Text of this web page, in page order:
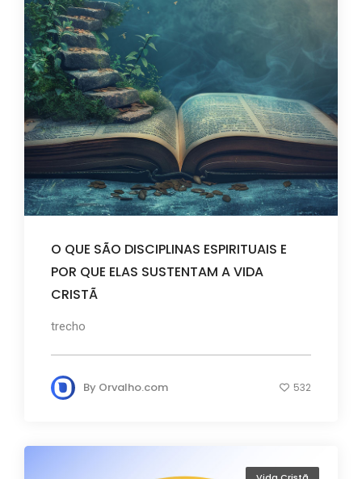
O QUE SÃO DISCIPLINAS ESPIRITUAIS E
POR QUE ELAS SUSTENTAM A VIDA
CRISTÃ
trecho
By Orvalho.com 532